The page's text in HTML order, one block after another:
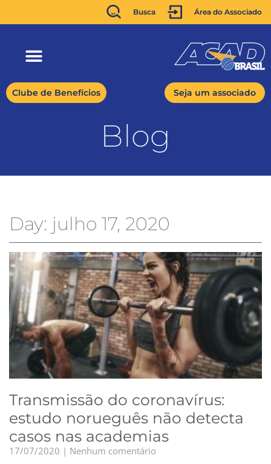
Busca Área do Associado
Clube de Benefícios Seja um associado
Blog
Day: julho 17, 2020
Transmissão do coronavírus:
estudo norueguês não detecta
casos nas academias
17/07/2020
Nenhum comentário